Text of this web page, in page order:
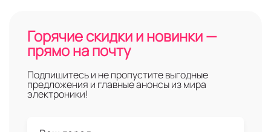
Горячие скидки и новинки —
прямо на почту
Подпишитесь и не пропустите выгодные
предложения и главные анонсы из мира
электроники!